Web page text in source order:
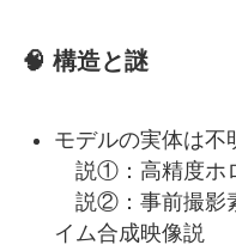
🧠 構造と謎
モデルの実体は不
説①：高精度ホ
説②：事前撮影
イム合成映像説